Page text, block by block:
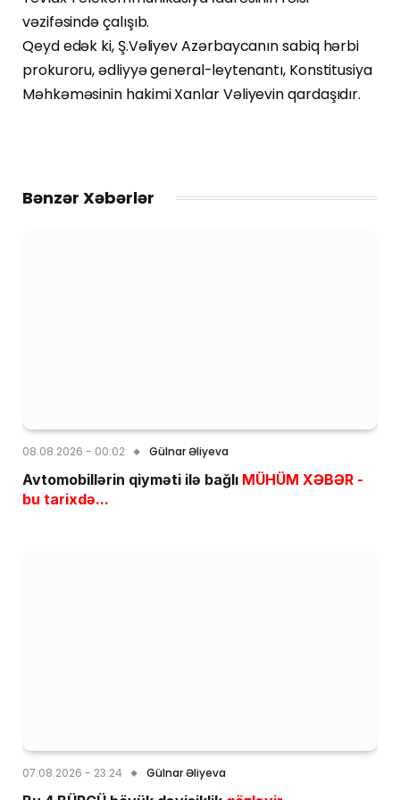
vəzifəsində çalışıb.
Qeyd edək ki, Ş.Vəliyev Azərbaycanın sabiq hərbi
prokuroru, ədliyyə general-leytenantı, Konstitusiya
Məhkəməsinin hakimi Xanlar Vəliyevin qardaşıdır.
Bənzər Xəbərlər
08.08.2026 - 00:02 Gülnar Əliyeva
Avtomobillərin qiyməti ilə bağlı MÜHÜM XƏBƏR -
bu tarixdə...
07.08.2026 - 23:24 Gülnar Əliyeva